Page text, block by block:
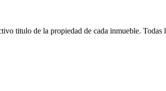
titulo de la propiedad de cada inmueble.